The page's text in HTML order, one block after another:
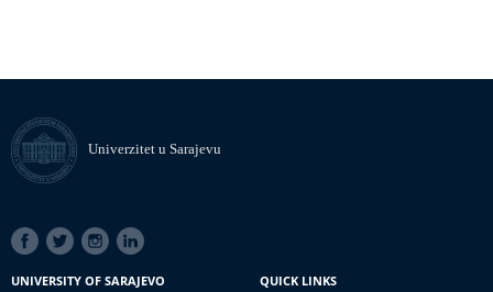
Univerzitet u Sarajevu
SOCIAL
LINKS
UNIVERSITY OF SARAJEVO
QUICK LINKS